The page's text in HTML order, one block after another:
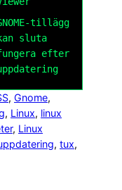
tillägg
sluta
efter
, Gnome
, Linux, linux
, Linux
, tux